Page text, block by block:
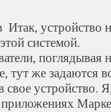
Итак, устройство
системой.
тут же задаются
свое устройство.